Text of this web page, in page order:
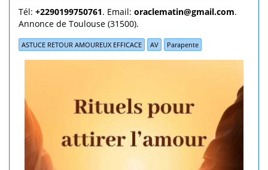
Tél: +2290199750761. Email: oraclematin@gmail.com.
Annonce de Toulouse (31500).
ASTUCE RETOUR AMOUREUX EFFICACE AV Parapente